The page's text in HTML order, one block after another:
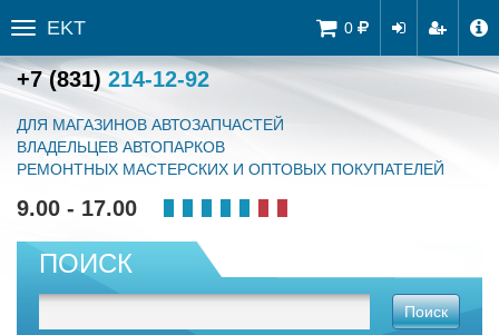
0
Toggle
sidebar
EKT
+7 (831) 214-12-92
ДЛЯ МАГАЗИНОВ АВТОЗАПЧАСТЕЙ
ВЛАДЕЛЬЦЕВ АВТОПАРКОВ
РЕМОНТНЫХ МАСТЕРСКИХ И ОПТОВЫХ ПОКУПАТЕЛЕЙ
9.00 - 17.00
ПОИСК
Поиск